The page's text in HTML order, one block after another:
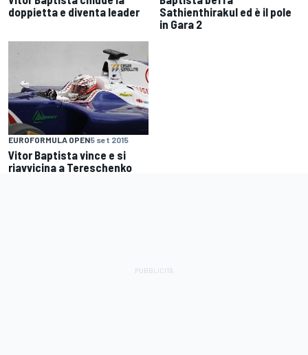
doppietta e diventa leader
Sathienthirakul ed è il pole
in Gara 2
EUROFORMULA OPEN5 set 2015
Vitor Baptista vince e si
riavvicina a Tereschenko